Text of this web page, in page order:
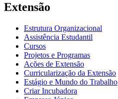
Extensão
Estrutura Organizacional
Assistência Estudantil
Cursos
Projetos e Programas
Ações de Extensão
Curricularização da Extensão
Estágio e Mundo do Trabalho
Criar Incubadora